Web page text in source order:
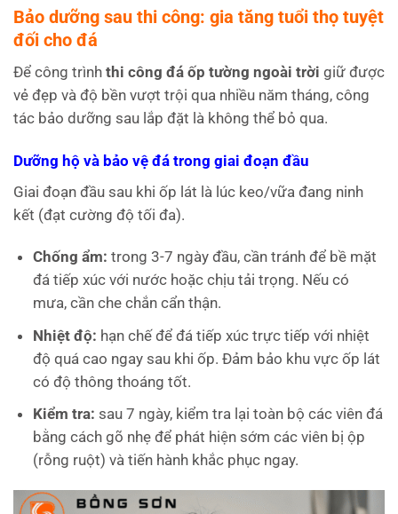
Bảo dưỡng sau thi công: gia tăng tuổi thọ tuyệt
đối cho đá
Để công trình thi công đá ốp tường ngoài trời giữ được
vẻ đẹp và độ bền vượt trội qua nhiều năm tháng, công
tác bảo dưỡng sau lắp đặt là không thể bỏ qua.
Dưỡng hộ và bảo vệ đá trong giai đoạn đầu
Giai đoạn đầu sau khi ốp lát là lúc keo/vữa đang ninh
kết (đạt cường độ tối đa).
Chống ẩm: trong 3-7 ngày đầu, cần tránh để bề mặt
đá tiếp xúc với nước hoặc chịu tải trọng. Nếu có
mưa, cần che chắn cẩn thận.
Nhiệt độ: hạn chế để đá tiếp xúc trực tiếp với nhiệt
độ quá cao ngay sau khi ốp. Đảm bảo khu vực ốp lát
có độ thông thoáng tốt.
Kiểm tra: sau 7 ngày, kiểm tra lại toàn bộ các viên đá
bằng cách gõ nhẹ để phát hiện sớm các viên bị ộp
(rỗng ruột) và tiến hành khắc phục ngay.